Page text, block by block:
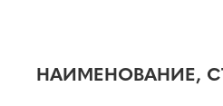
НАИМЕНОВАНИЕ,